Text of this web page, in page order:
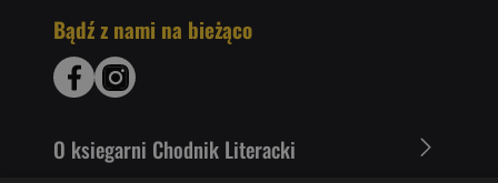
Bądź z nami na bieżąco
O ksiegarni Chodnik Literacki